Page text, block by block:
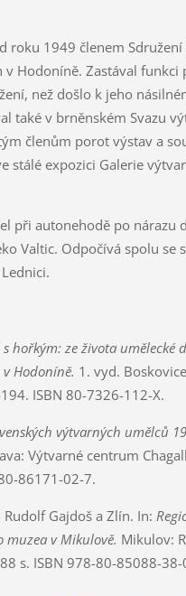
roku 1949 členem
v Hodoníně. Zastával funkci
než došlo k jeho
také v brněnském Svazu
členům porot výstav a
stálé expozici Galerie
při autonehodě po nárazu
Valtic. Odpočívá spolu se
s hořkým: ze života umělecké
Hodoníně. 1. vyd.
ISBN 80-7326-112-X.
výtvarných umělců
Výtvarné centrum
86171-02-7.
Rudolf Gajdoš a Zlín. In:
v Mikulově. Mikulov:
s. ISBN 978-80-85088-38-